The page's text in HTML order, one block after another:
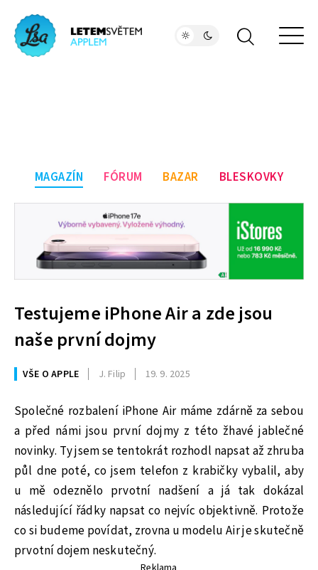
MAGAZÍN FÓRUM BAZAR BLESKOVKY
Testujeme iPhone Air a zde jsou
naše první dojmy
VŠE O APPLE J. Filip 19. 9. 2025
Společné rozbalení iPhone Air máme zdárně za sebou
a před námi jsou první dojmy z této žhavé jablečné
novinky. Ty jsem se tentokrát rozhodl napsat až zhruba
půl dne poté, co jsem telefon z krabičky vybalil, aby
u mě odeznělo prvotní nadšení a já tak dokázal
následující řádky napsat co nejvíc objektivně. Protože
co si budeme povídat, zrovna u modelu Air je skutečně
prvotní dojem neskutečný.